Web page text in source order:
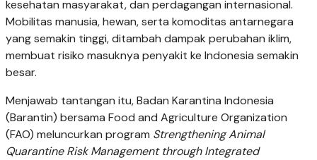
kesehatan masyarakat, dan perdagangan internasional.
Mobilitas manusia, hewan, serta komoditas antarnegara
yang semakin tinggi, ditambah dampak perubahan iklim,
membuat risiko masuknya penyakit ke Indonesia semakin
besar.
Menjawab tantangan itu, Badan Karantina Indonesia
(Barantin) bersama Food and Agriculture Organization
(FAO) meluncurkan program Strengthening Animal
Quarantine Risk Management through Integrated